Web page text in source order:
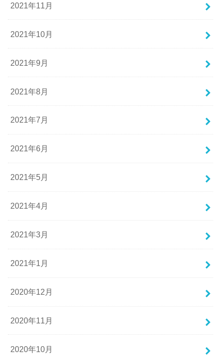
2021年11月
2021年10月
2021年9月
2021年8月
2021年7月
2021年6月
2021年5月
2021年4月
2021年3月
2021年1月
2020年12月
2020年11月
2020年10月